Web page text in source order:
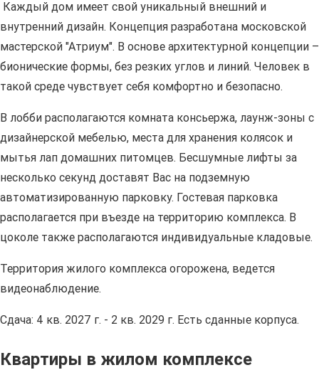
Каждый дом имеет свой уникальный внешний и
внутренний дизайн. Концепция разработана московской
мастерской "Атриум". В основе архитектурной концепции –
бионические формы, без резких углов и линий. Человек в
такой среде чувствует себя комфортно и безопасно.
В лобби располагаются комната консьержа, лаунж-зоны с
дизайнерской мебелью, места для хранения колясок и
мытья лап домашних питомцев. Бесшумные лифты за
несколько секунд доставят Вас на подземную
автоматизированную парковку. Гостевая парковка
располагается при въезде на территорию комплекса. В
цоколе также располагаются индивидуальные кладовые.
Территория жилого комплекса огорожена, ведется
видеонаблюдение.
Сдача: 4 кв. 2027 г. - 2 кв. 2029 г. Есть сданные корпуса.
Квартиры в жилом комплексе